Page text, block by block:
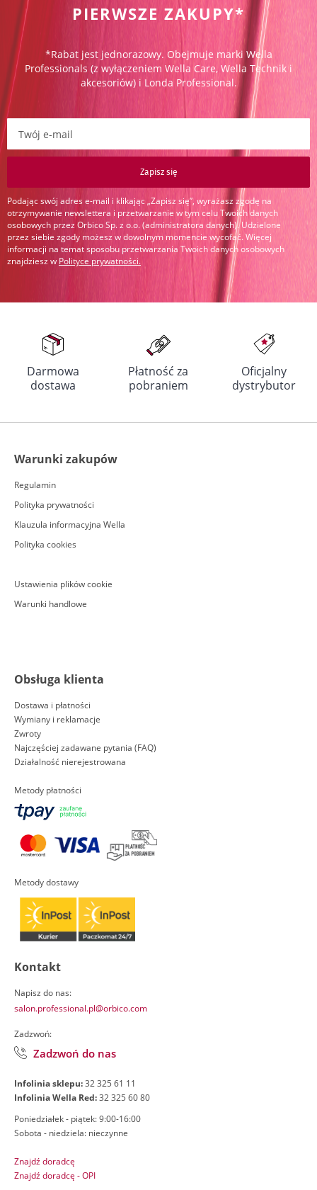
PIERWSZE ZAKUPY*
*Rabat jest jednorazowy. Obejmuje marki Wella
Professionals (z wyłączeniem Wella Care, Wella Technik i
akcesoriów) i Londa Professional.
Zapisz się do newslettera:
Zapisz się
Podając swój adres e-mail i klikając „Zapisz się”, wyrażasz zgodę na
otrzymywanie newslettera i przetwarzanie w tym celu Twoich danych
osobowych przez Orbico Sp. z o.o. (administratora danych). Udzielone
przez siebie zgody możesz w dowolnym momencie wycofać. Więcej
informacji na temat sposobu przetwarzania Twoich danych osobowych
znajdziesz w Polityce prywatności.
Darmowa
dostawa
Płatność za
pobraniem
Oficjalny
dystrybutor
Warunki zakupów
Regulamin
Polityka prywatności
Klauzula informacyjna Wella
Polityka cookies
Ustawienia plików cookie
Warunki handlowe
Obsługa klienta
Dostawa i płatności
Wymiany i reklamacje
Zwroty
Najczęściej zadawane pytania (FAQ)
Działalność nierejestrowana
Metody płatności
Metody dostawy
Kontakt
Napisz do nas:
salon.professional.pl@orbico.com
Zadzwoń:
Zadzwoń do nas
Infolinia sklepu:32 325 61 11
Infolinia Wella Red:32 325 60 80
Poniedziałek - piątek: 9:00-16:00
Sobota - niedziela: nieczynne
Znajdź doradcę
Znajdź doradcę - OPI